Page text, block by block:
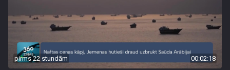
pirms 22 stundām 00:02:18